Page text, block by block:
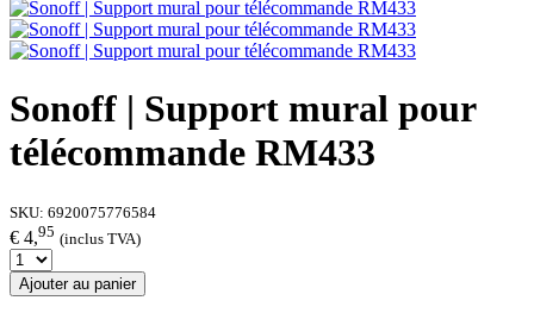
Sonoff | Support mural pour
télécommande RM433
SKU: 6920075776584
€ 4,95 (inclus TVA)
Ajouter au panier